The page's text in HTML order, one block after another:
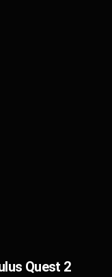
Quest 2